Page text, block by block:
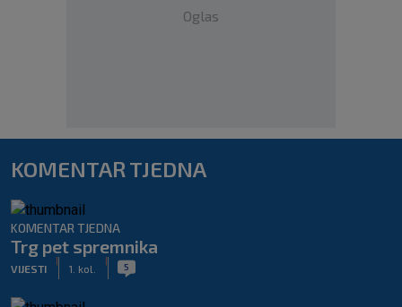
Oglas
KOMENTAR TJEDNA
KOMENTAR TJEDNA
Trg pet spremnika
VIJESTI 1. kol. 5